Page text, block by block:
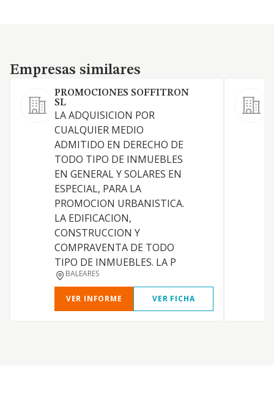
Empresas similares
Empresas similares
PROMOCIONES SOFFITRON
SL
LA ADQUISICION POR
CUALQUIER MEDIO
ADMITIDO EN DERECHO DE
TODO TIPO DE INMUEBLES
EN GENERAL Y SOLARES EN
ESPECIAL, PARA LA
PROMOCION URBANISTICA.
LA EDIFICACION,
CONSTRUCCION Y
COMPRAVENTA DE TODO
TIPO DE INMUEBLES. LA P
BALEARES
VER INFORME VER FICHA